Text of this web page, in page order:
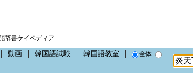
辞書ケイペディア
動画 韓国語試験 韓国語教室
全体